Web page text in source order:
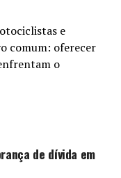
e
comum: oferecer
o
de dívida em